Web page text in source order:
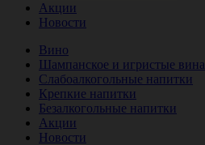
Акции
Новости
Вино
Шампанское и игристые вина
Слабоалкогольные напитки
Крепкие напитки
Безалкогольные напитки
Акции
Новости